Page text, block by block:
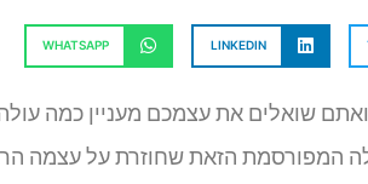
LINKEDIN
WHATSAPP
שואלים את עצמכם מעניין כמה
המפורסמת הזאת שחוזרת על עצמה